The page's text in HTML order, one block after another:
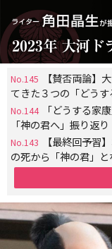
No.145
【賛否両論】
てきた３つの「どう
No.144
「どうする家
「神の君へ」振り返り
No.143
【最終回予習
の死から「神の君」と